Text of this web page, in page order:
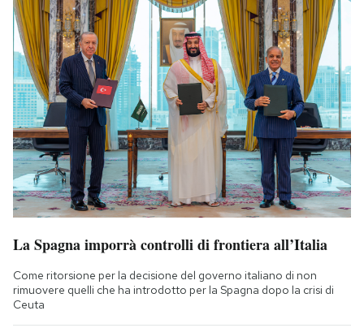
La Spagna imporrà controlli di frontiera all’Italia
Come ritorsione per la decisione del governo italiano di non
rimuovere quelli che ha introdotto per la Spagna dopo la crisi di
Ceuta